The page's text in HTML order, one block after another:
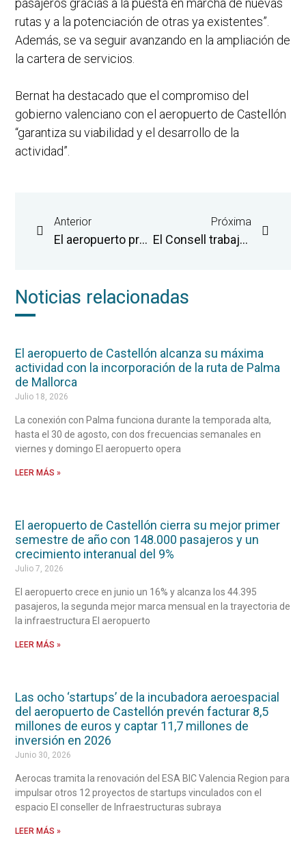
pasajeros gracias a la puesta en marcha de nuevas
rutas y a la potenciación de otras ya existentes”.
Además, se va seguir avanzando en la ampliación de
la cartera de servicios.
Bernat ha destacado que el compromiso del
gobierno valenciano con el aeropuerto de Castellón
“garantiza su viabilidad y el desarrollo de la
actividad”.
Anterior
El aeropuerto presenta el mapa de rutas de 2020 con el objetivo de alcanzar su récord de pasajeros
Próxima
El Consell trabaja para diversificar el potencial del aeropuerto de Castellón
Noticias relacionadas
El aeropuerto de Castellón alcanza su máxima
actividad con la incorporación de la ruta de Palma
de Mallorca
Julio 18, 2026
La conexión con Palma funciona durante la temporada alta,
hasta el 30 de agosto, con dos frecuencias semanales en
viernes y domingo El aeropuerto opera
LEER MÁS »
El aeropuerto de Castellón cierra su mejor primer
semestre de año con 148.000 pasajeros y un
crecimiento interanual del 9%
Julio 7, 2026
El aeropuerto crece en junio un 16% y alcanza los 44.395
pasajeros, la segunda mejor marca mensual en la trayectoria de
la infraestructura El aeropuerto
LEER MÁS »
Las ocho ‘startups’ de la incubadora aeroespacial
del aeropuerto de Castellón prevén facturar 8,5
millones de euros y captar 11,7 millones de
inversión en 2026
Junio 30, 2026
Aerocas tramita la renovación del ESA BIC Valencia Region para
impulsar otros 12 proyectos de startups vinculados con el
espacio El conseller de Infraestructuras subraya
LEER MÁS »